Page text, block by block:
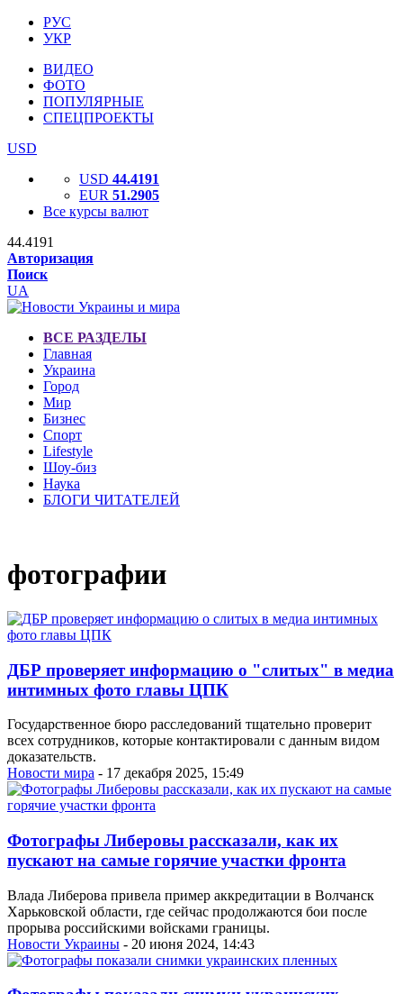
РУС
УКР
ВИДЕО
ФОТО
ПОПУЛЯРНЫЕ
СПЕЦПРОЕКТЫ
USD
USD 44.4191
EUR 51.2905
Все курсы валют
44.4191
Авторизация
Поиск
UA
ВСЕ РАЗДЕЛЫ
Главная
Украина
Город
Мир
Бизнес
Спорт
Lifestyle
Шоу-биз
Наука
БЛОГИ ЧИТАТЕЛЕЙ
фотографии
ДБР проверяет информацию о "слитых" в медиа
интимных фото главы ЦПК
Государственное бюро расследований тщательно проверит
всех сотрудников, которые контактировали с данным видом
доказательств.
Новости мира - 17 декабря 2025, 15:49
Фотографы Либеровы рассказали, как их
пускают на самые горячие участки фронта
Влада Либерова привела пример аккредитации в Волчанск
Харьковской области, где сейчас продолжаются бои после
прорыва российскими войсками границы.
Новости Украины - 20 июня 2024, 14:43